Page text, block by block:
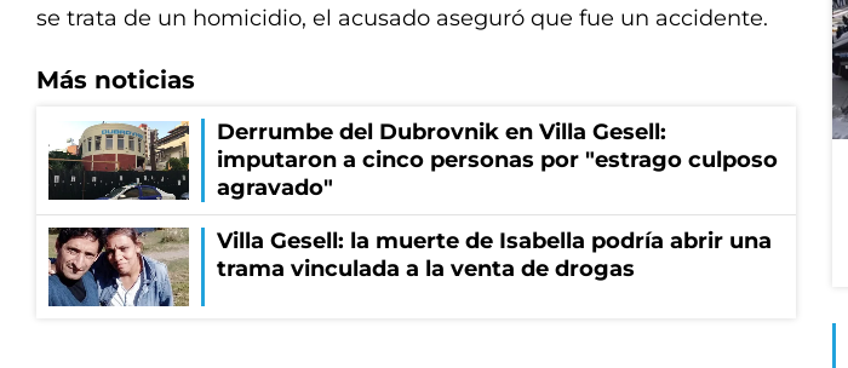
se trata de un homicidio, el acusado aseguró que fue un accidente.
Más noticias
Derrumbe del Dubrovnik en Villa Gesell:
imputaron a cinco personas por "estrago culposo
agravado"
Villa Gesell: la muerte de Isabella podría abrir una
trama vinculada a la venta de drogas